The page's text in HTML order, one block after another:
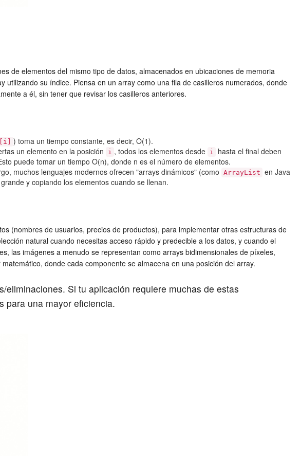
de elementos del mismo tipo de datos, almacenados en ubicaciones de memoria
su índice. Piensa en un array como una fila de casilleros numerados, donde
a él, sin tener que revisar los casilleros anteriores.
) toma un tiempo constante, es decir, O(1).
un elemento en la posición i , todos los elementos desde i
hasta el final deben
puede tomar un tiempo O(n), donde n es el número de elementos.
muchos lenguajes modernos ofrecen "arrays dinámicos" (como ArrayList en Java
y copiando los elementos cuando se llenan.
(nombres de usuarios, precios de productos), para implementar otras estructuras de
natural cuando necesitas acceso rápido y predecible a los datos, y cuando el
las imágenes a menudo se representan como arrays bidimensionales de píxeles,
donde cada componente se almacena en una posición del array.
Si tu aplicación requiere muchas de estas
para una mayor eficiencia.